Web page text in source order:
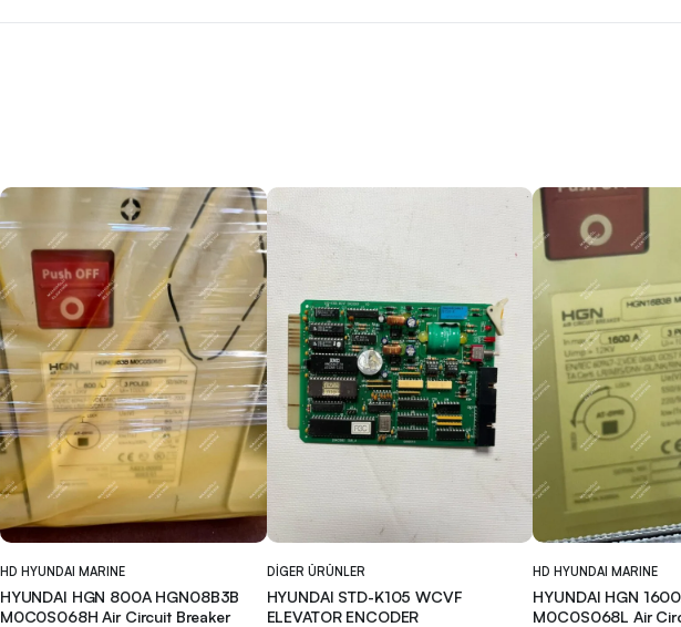
HD HYUNDAI MARINE
HYUNDAI HGN 800A HGN08B3B
M0C0S068H Air Circuit Breaker
DIGER ÜRÜNLER
HYUNDAI STD-K105 WCVF
ELEVATOR ENCODER
HD HYUNDAI MARINE
HYUNDAI HGN
M0C0S068L Air